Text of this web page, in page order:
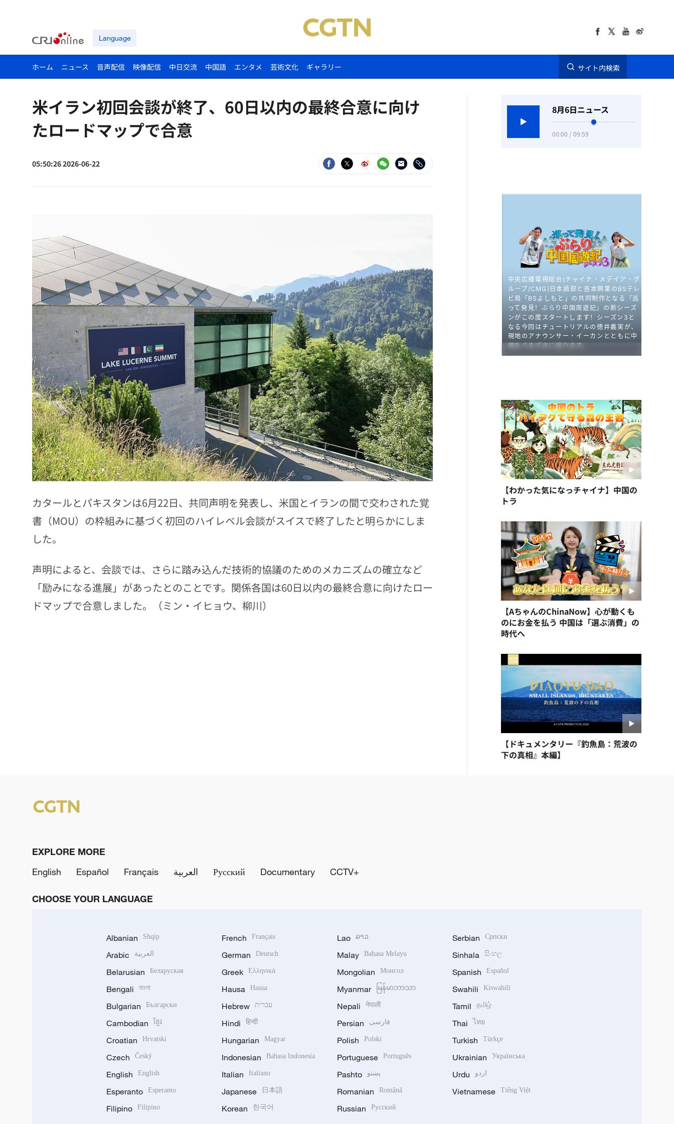
Language
ホーム ニュース 音声配信 映像配信 中日交流 中国語 エンタメ 芸術文化 ギャラリー サイト内検索
米イラン初回会談が終了、60日以内の最終合意に向け
たロードマップで合意
05:50:26 2026-06-22
カタールとパキスタンは6月22日、共同声明を発表し、米国とイランの間で交わされた覚
書（MOU）の枠組みに基づく初回のハイレベル会談がスイスで終了したと明らかにしま
した。
声明によると、会談では、さらに踏み込んだ技術的協議のためのメカニズムの確立など
「励みになる進展」があったとのことです。関係各国は60日以内の最終合意に向けたロー
ドマップで合意しました。（ミン・イヒョウ、柳川）
8月6日ニュース
00:00 / 09:59
【わかった気になっチャイナ】中国の
トラ
【AちゃんのChinaNow】心が動くも
のにお金を払う 中国は「選ぶ消費」の
時代へ
【ドキュメンタリー『釣魚島：荒波の
下の真相』本編】
EXPLORE MORE
English
Español Français العربية Русский Documentary CCTV+
CHOOSE YOUR LANGUAGE
Albanian Shqip
Arabic العربية
Belarusian Беларуская
Bengali বাংলা
Bulgarian Български
Cambodian ខ្មែរ
Croatian Hrvatski
Czech Český
English English
Esperanto Esperanto
Filipino Filipino
French Français
German Deutsch
Greek Ελληνικά
Hausa Hausa
Hebrew עברית
Hindi हिन्दी
Hungarian Magyar
Indonesian Bahasa Indonesia
Italian Italiano
Japanese 日本語
Korean 한국어
Lao ລາວ
Malay Bahasa Melayu
Mongolian Монгол
Myanmar မြန်မာဘာသာ
Nepali नेपाली
Persian فارسی
Polish Polski
Portuguese Português
Pashto پښتو
Romanian Română
Russian Русский
Serbian Српски
Sinhala සිංහල
Spanish Español
Swahili Kiswahili
Tamil தமிழ்
Thai ไทย
Turkish Türkçe
Ukrainian Українська
Urdu اردو
Vietnamese Tiếng Việt